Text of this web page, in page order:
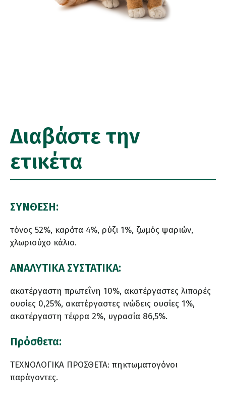
Διαβάστε την
ετικέτα
ΣΥΝΘΕΣΗ:
τόνος 52%, καρότα 4%, ρύζι 1%, ζωμός ψαριών,
χλωριούχο κάλιο.
ΑΝΑΛΥΤΙΚΑ ΣΥΣΤΑΤΙΚΑ:
ακατέργαστη πρωτεΐνη 10%, ακατέργαστες λιπαρές
ουσίες 0,25%, ακατέργαστες ινώδεις ουσίες 1%,
ακατέργαστη τέφρα 2%, υγρασία 86,5%.
Πρόσθετα:
ΤΕΧΝΟΛΟΓΙΚΑ ΠΡΟΣΘΕΤΑ: πηκτωματογόνοι
παράγοντες.